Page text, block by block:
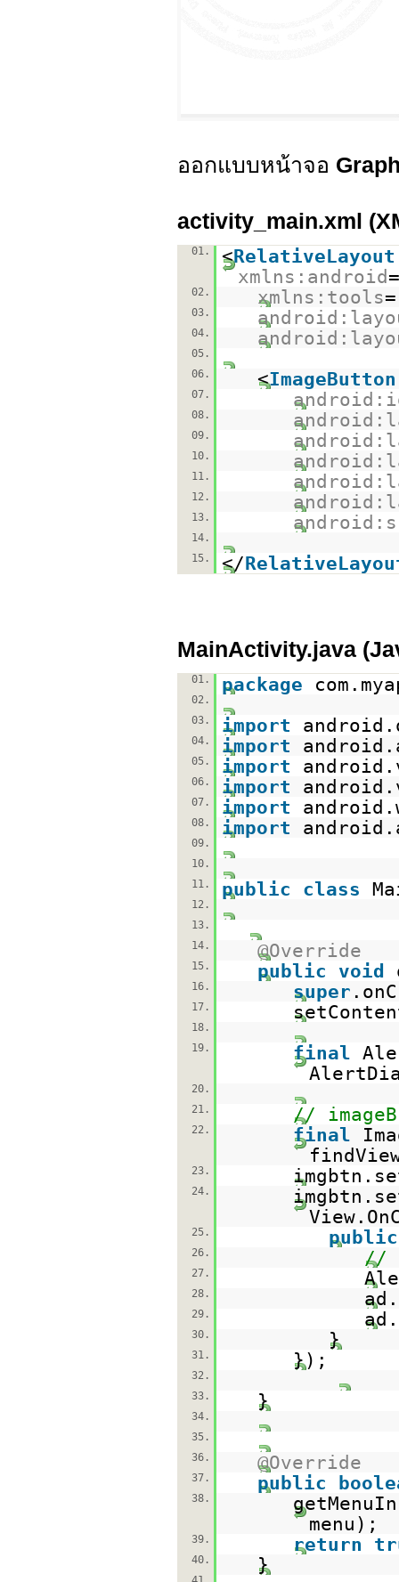
ออกแบบหน้าจอ
activity_main.xml
01. <RelativeLayout
xmlns:android=
02. xmlns:tools=
03.
04.
05.
06.
<ImageButton
07.
08.
09.
10.
11.
12.
13.
14.
15.
</
MainActivity.java
01. package
02.
03.
import
04. import
05. import
06. import
07. import
08. import
09.
10.
11.
public class
12.
13.
14.
@Override
15. public void
16. super
17.
18.
19.
final
20.
21.
//
22. final
23.
24.
25. public
26. //
27.
28.
29.
30. }
31. });
32.
33.
}
34.
35.
36.
@Override
37. public
38.
menu);
39. return
40. }